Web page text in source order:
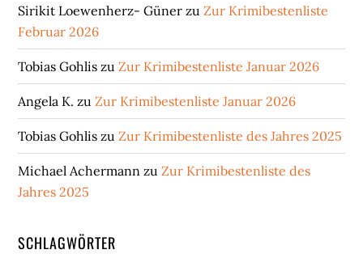
Sirikit Loewenherz- Güner zuZur Krimibestenliste
Februar 2026
Tobias Gohlis zuZur Krimibestenliste Januar 2026
Angela K. zuZur Krimibestenliste Januar 2026
Tobias Gohlis zuZur Krimibestenliste des Jahres 2025
Michael Achermann zuZur Krimibestenliste des
Jahres 2025
SCHLAGWÖRTER